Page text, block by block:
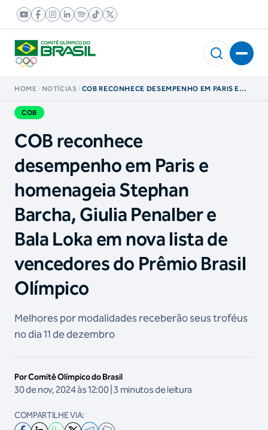
HOME NOTÍCIAS
COB RECONHECE DESEMPENHO EM PARIS E
COB
COB reconhece
desempenho em Paris e
homenageia Stephan
Barcha, Giulia Penalber e
Bala Loka em nova lista de
vencedores do Prêmio Brasil
Olímpico
Melhores por modalidades receberão seus troféus
no dia 11 de dezembro
Por Comitê Olímpico do Brasil
30 de nov, 2024 às 12:00 | 3 minutos de leitura
COMPARTILHE VIA: